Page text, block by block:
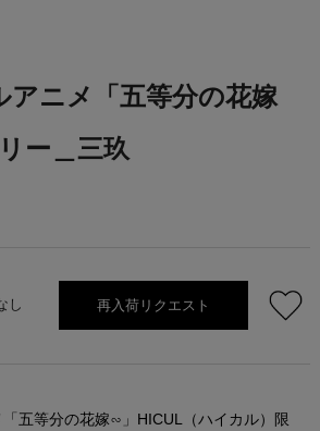
アニメ「五等分の花嫁
ー＿三玖
し 再入荷リクエスト
五等分の花嫁∽」HICUL（ハイカル）限